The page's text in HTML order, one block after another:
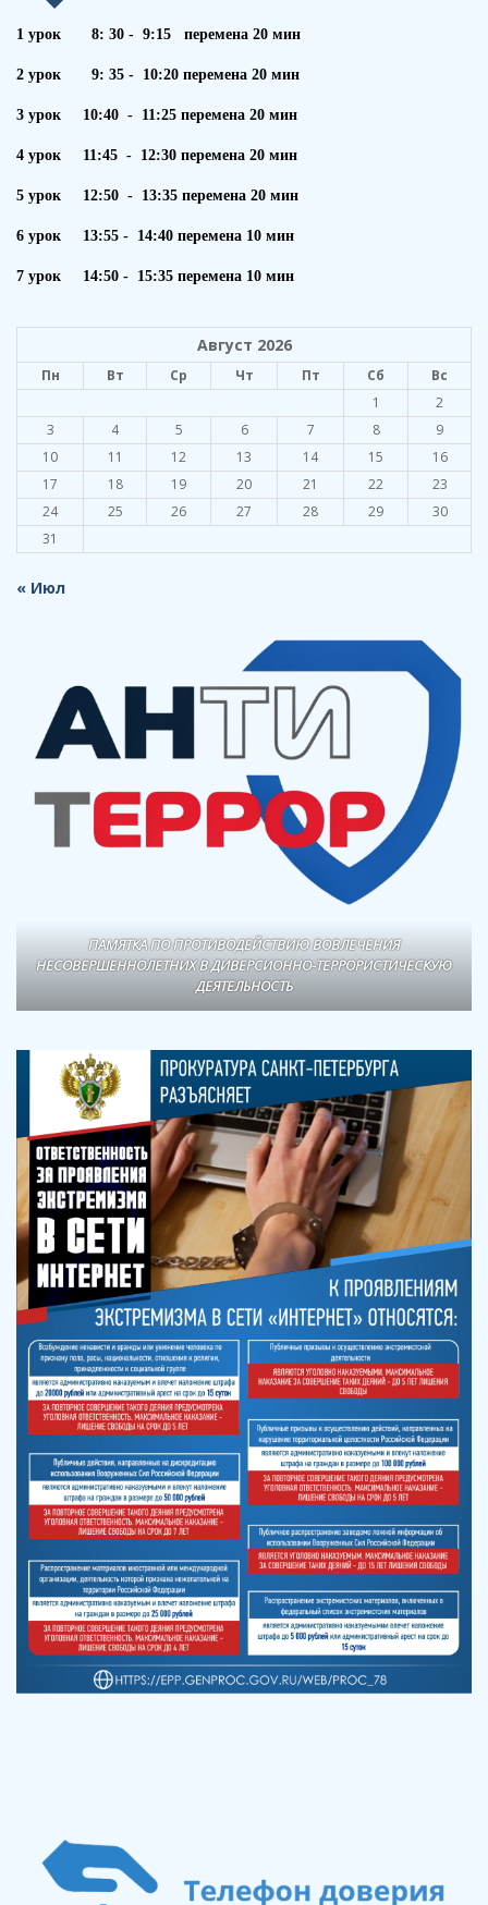
1 урок 8: 30 - 9:15 перемена 20 мин
2 урок 9: 35 - 10:20 перемена 20 мин
3 урок 10:40 - 11:25 перемена 20 мин
4 урок 11:45 - 12:30 перемена 20 мин
5 урок 12:50 - 13:35 перемена 20 мин
6 урок 13:55 - 14:40 перемена 10 мин
7 урок 14:50 - 15:35 перемена 10 мин
Август 2026
Пн Вт Ср Чт Пт Сб
Вс
1
2
3
4 5 6 7 8
9
10
11 12 13 14 15
16
17
18 19 20 21 22
23
24
25 26 27 28 29
30
31
« Июл
ПАМЯТКА ПО ПРОТИВОДЕЙСТВИЮ ВОВЛЕЧЕНИЯ
НЕСОВЕРШЕННОЛЕТНИХ В ДИВЕРСИОННО-ТЕРРОРИСТИЧЕСКУЮ
ДЕЯТЕЛЬНОСТЬ